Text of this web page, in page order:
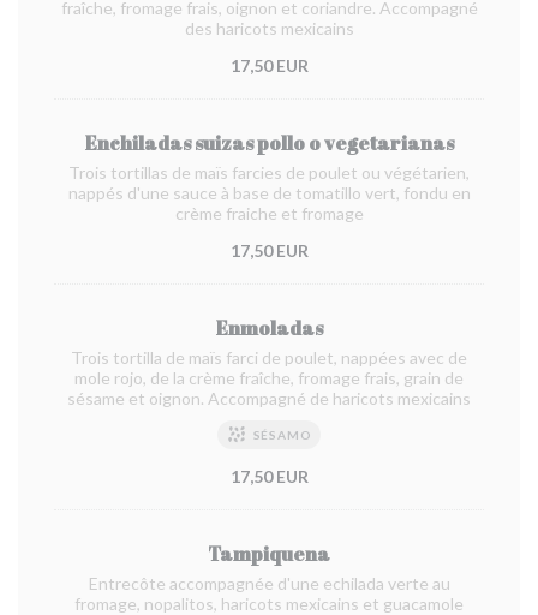
fraîche, fromage frais, oignon et coriandre. Accompagné
des haricots mexicains
17,50 EUR
Enchiladas suizas pollo o vegetarianas
Trois tortillas de maïs farcies de poulet ou végétarien,
nappés d'une sauce à base de tomatillo vert, fondu en
crème fraiche et fromage
17,50 EUR
Enmoladas
Trois tortilla de maïs farci de poulet, nappées avec de
mole rojo, de la crème fraîche, fromage frais, grain de
sésame et oignon. Accompagné de haricots mexicains
SÉSAMO
17,50 EUR
Tampiquena
Entrecôte accompagnée d'une echilada verte au
fromage, nopalitos, haricots mexicains et guacamole